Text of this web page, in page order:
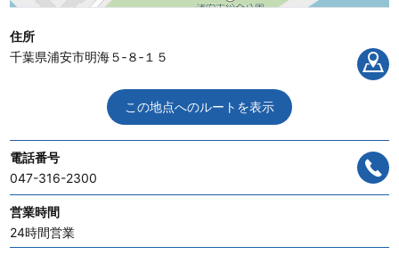
住所
千葉県浦安市明海５‐８‐１５
この地点へのルートを表示
電話番号
047-316-2300
営業時間
24時間営業